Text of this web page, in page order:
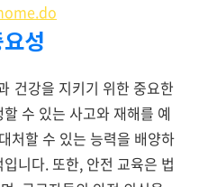
성
건강을 지키기 위한 중요한
수 있는 사고와 재해를 예
처할 수 있는 능력을 배양하
니다. 또한, 안전 교육은 법